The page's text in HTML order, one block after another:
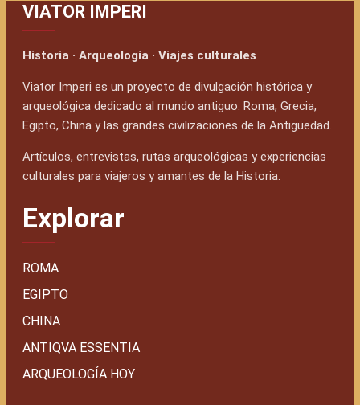
VIATOR IMPERI
Historia · Arqueología · Viajes culturales
Viator Imperi es un proyecto de divulgación histórica y
arqueológica dedicado al mundo antiguo: Roma, Grecia,
Egipto, China y las grandes civilizaciones de la Antigüedad.
Artículos, entrevistas, rutas arqueológicas y experiencias
culturales para viajeros y amantes de la Historia.
Explorar
ROMA
EGIPTO
CHINA
ANTIQVA ESSENTIA
ARQUEOLOGÍA HOY